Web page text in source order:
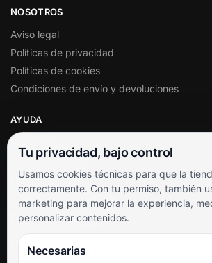
NOSOTROS
Aviso legal
Políticas de privacidad
Políticas de cookies
Condiciones de envío y devoluciones
AYUDA
Soporte al cliente
Contacto
Términos y condiciones
Preguntas frecuentes
SÍGUENOS
Tu privacidad, bajo control
Usamos cookies técnicas para que la
correctamente. Con tu permiso, también
marketing para mejorar la experiencia,
personalizar contenidos.
Necesarias